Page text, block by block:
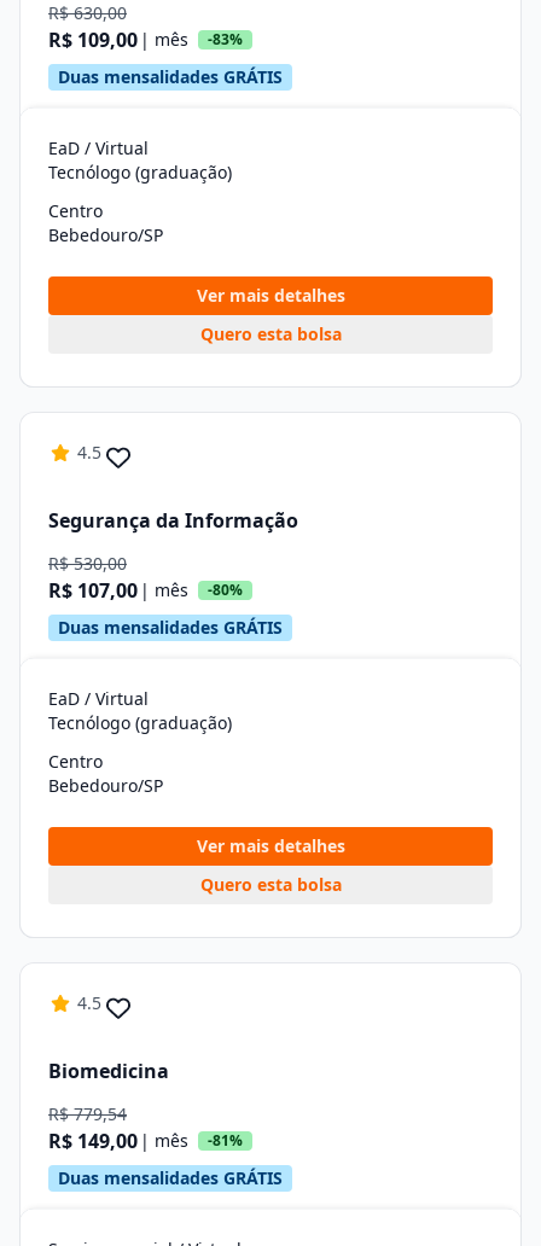
R$ 630,00
R$ 109,00 | mês -83%
Duas mensalidades GRÁTIS
EaD / Virtual
Tecnólogo (graduação)
Centro
Bebedouro/SP
Ver mais detalhes
Quero esta bolsa
4.5
Segurança da Informação
R$ 530,00
R$ 107,00 | mês -80%
Duas mensalidades GRÁTIS
EaD / Virtual
Tecnólogo (graduação)
Centro
Bebedouro/SP
Ver mais detalhes
Quero esta bolsa
4.5
Biomedicina
R$ 779,54
R$ 149,00 | mês -81%
Duas mensalidades GRÁTIS